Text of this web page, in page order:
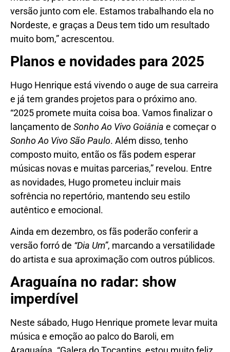
versão junto com ele. Estamos trabalhando ela no
Nordeste, e graças a Deus tem tido um resultado
muito bom,” acrescentou.
Planos e novidades para 2025
Hugo Henrique está vivendo o auge de sua carreira
e já tem grandes projetos para o próximo ano.
“2025 promete muita coisa boa. Vamos finalizar o
lançamento de Sonho Ao Vivo Goiânia e começar o
Sonho Ao Vivo São Paulo. Além disso, tenho
composto muito, então os fãs podem esperar
músicas novas e muitas parcerias,” revelou. Entre
as novidades, Hugo prometeu incluir mais
sofrência no repertório, mantendo seu estilo
autêntico e emocional.
Ainda em dezembro, os fãs poderão conferir a
versão forró de “Dia Um”, marcando a versatilidade
do artista e sua aproximação com outros públicos.
Araguaína no radar: show
imperdível
Neste sábado, Hugo Henrique promete levar muita
música e emoção ao palco do Baroli, em